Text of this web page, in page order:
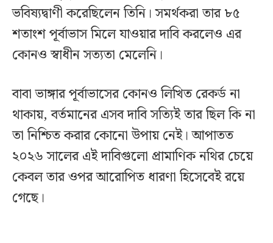
ভবিষ্যদ্বাণী করেছিলেন তিনি। সমর্থকরা তার ৮৫
শতাংশ পূর্বাভাস মিলে যাওয়ার দাবি করলেও এর
কোনও স্বাধীন সত্যতা মেলেনি।
বাবা ভাঙ্গার পূর্বাভাসের কোনও লিখিত রেকর্ড না
থাকায়, বর্তমানের এসব দাবি সত্যিই তার ছিল কি না
তা নিশ্চিত করার কোনো উপায় নেই। আপাতত
২০২৬ সালের এই দাবিগুলো প্রামাণিক নথির চেয়ে
কেবল তার ওপর আরোপিত ধারণা হিসেবেই রয়ে
গেছে।